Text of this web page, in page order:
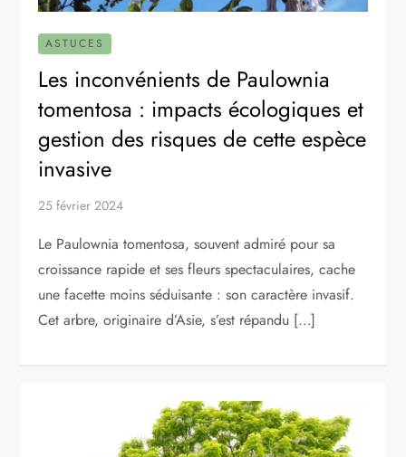
ASTUCES
Les inconvénients de Paulownia
tomentosa : impacts écologiques et
gestion des risques de cette espèce
invasive
25 février 2024
Le Paulownia tomentosa, souvent admiré pour sa
croissance rapide et ses fleurs spectaculaires, cache
une facette moins séduisante : son caractère invasif.
Cet arbre, originaire d’Asie, s’est répandu […]